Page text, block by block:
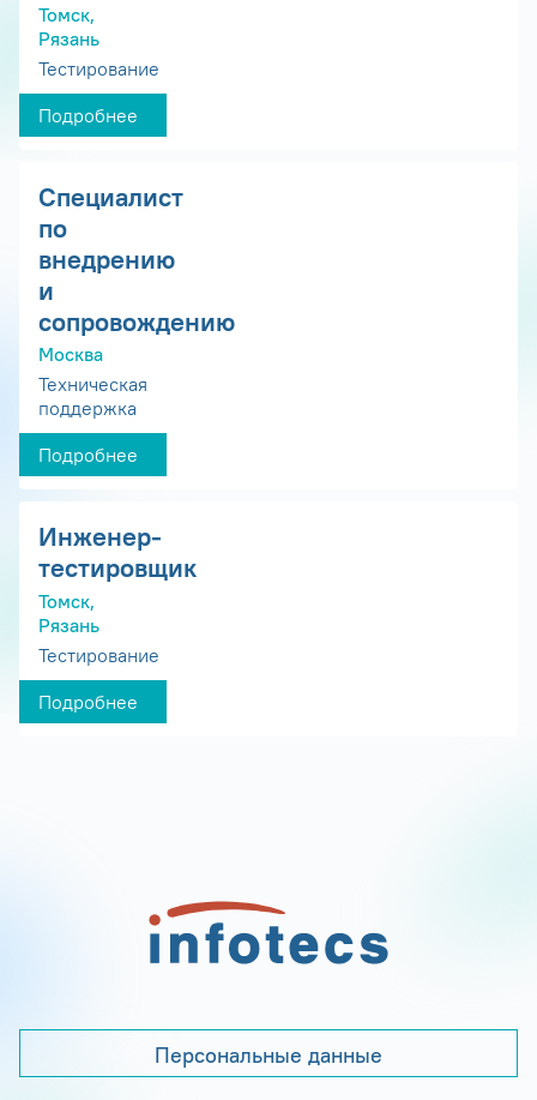
Томск,
Рязань
Тестирование
Подробнее
Специалист
по
внедрению
и
сопровождению
Москва
Техническая
поддержка
Подробнее
Инженер-
тестировщик
Томск,
Рязань
Тестирование
Подробнее
Персональные данные